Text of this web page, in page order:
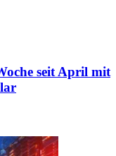
seit April mit